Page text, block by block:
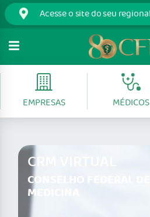
EMPRESAS MÉDICOS
CRM VIRTUAL
CONSELHO FEDERAL DE
MEDICINA